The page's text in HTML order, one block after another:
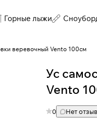
Горные лыжи
веревочный Vento 100см
Ус
Vento
0 Нет